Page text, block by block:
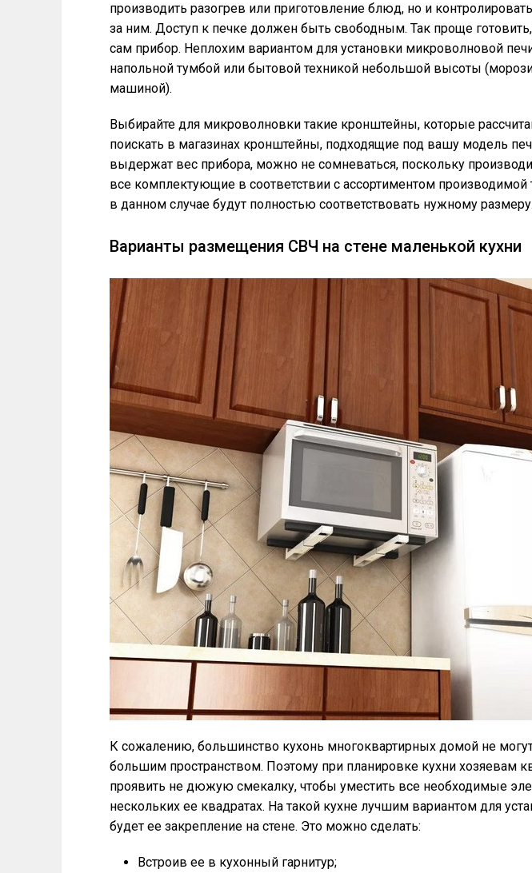
производить разогрев или приготовление блюд, но и
за ним. Доступ к печке должен быть свободным. Так проще
сам прибор. Неплохим вариантом для установки микроволновой
напольной тумбой или бытовой техникой небольшой высоты
машиной).
Выбирайте для микроволновки такие кронштейны, которые
поискать в магазинах кронштейны, подходящие под вашу модель
выдержат вес прибора, можно не сомневаться, поскольку
все комплектующие в соответствии с ассортиментом производимой
в данном случае будут полностью соответствовать нужному размеру.
Варианты размещения СВЧ на стене маленькой кухни
К сожалению, большинство кухонь многоквартирных домой не
большим пространством. Поэтому при планировке кухни хозяевам
проявить не дюжую смекалку, чтобы уместить все необходимые
нескольких ее квадратах. На такой кухне лучшим вариантом для
будет ее закрепление на стене. Это можно сделать:
Встроив ее в кухонный гарнитур;